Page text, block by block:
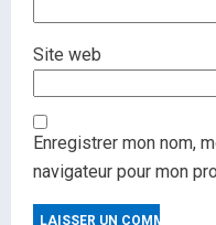
Site web
Enregistrer mon nom,
navigateur pour mon